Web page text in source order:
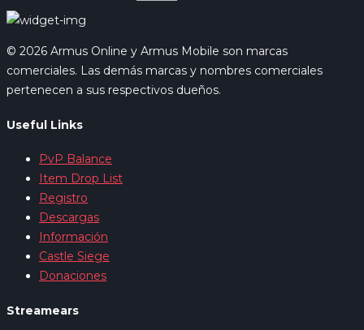
© 2026 Armus Online y Armus Mobile son marcas
comerciales. Las demás marcas y nombres comerciales
pertenecen a sus respectivos dueños.
Useful Links
PvP Balance
Item Drop List
Registro
Descargas
Información
Castle Siege
Donaciones
Streamears